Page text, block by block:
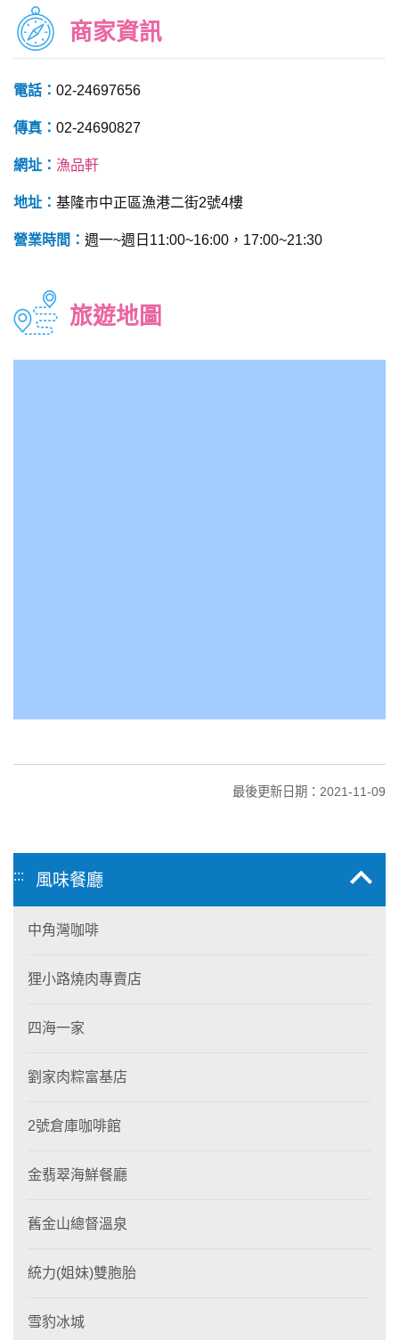
商家資訊
電話： 02-24697656
傳真： 02-24690827
網址： 漁品軒
地址： 基隆市中正區漁港二街2號4樓
營業時間： 週一~週日11:00~16:00，17:00~21:30
旅遊地圖
最後更新日期：2021-11-09
::: 風味餐廳
中角灣咖啡
狸小路燒肉專賣店
四海一家
劉家肉粽富基店
2號倉庫咖啡館
金翡翠海鮮餐廳
舊金山總督溫泉
統力(姐妹)雙胞胎
雪豹冰城